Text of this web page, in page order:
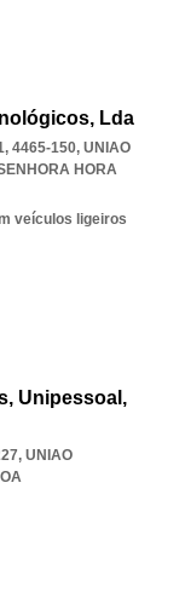
Lda
4465-150, UNIAO
HORA
veículos ligeiros
Unipessoal,
, UNIAO